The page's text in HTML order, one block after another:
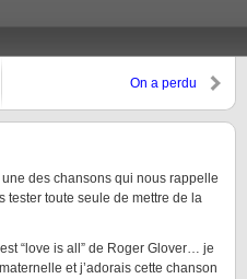
On a perdu
une des chansons qui nous rappelle
tester toute seule de mettre de la
“love is all” de Roger Glover… je
et j’adorais cette chanson